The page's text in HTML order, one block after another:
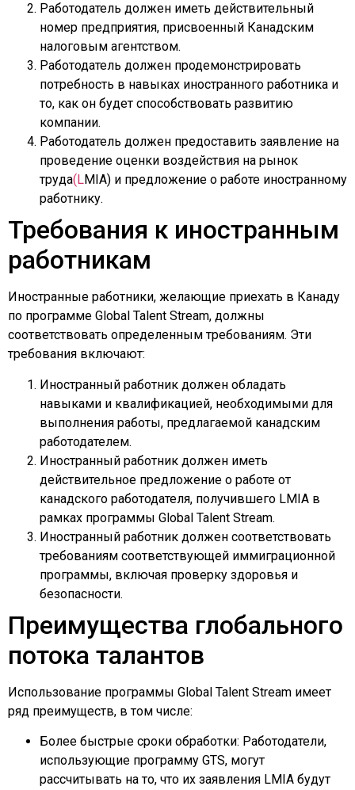
Работодатель должен иметь действительный
номер предприятия, присвоенный Канадским
налоговым агентством.
Работодатель должен продемонстрировать
потребность в навыках иностранного работника и
то, как он будет способствовать развитию
компании.
Работодатель должен предоставить заявление на
проведение оценки воздействия на рынок
труда(LMIA) и предложение о работе иностранному
работнику.
Требования к иностранным
работникам
Иностранные работники, желающие приехать в Канаду
по программе Global Talent Stream, должны
соответствовать определенным требованиям. Эти
требования включают:
Иностранный работник должен обладать
навыками и квалификацией, необходимыми для
выполнения работы, предлагаемой канадским
работодателем.
Иностранный работник должен иметь
действительное предложение о работе от
канадского работодателя, получившего LMIA в
рамках программы Global Talent Stream.
Иностранный работник должен соответствовать
требованиям соответствующей иммиграционной
программы, включая проверку здоровья и
безопасности.
Преимущества глобального
потока талантов
Использование программы Global Talent Stream имеет
ряд преимуществ, в том числе:
Более быстрые сроки обработки: Работодатели,
использующие программу GTS, могут
рассчитывать на то, что их заявления LMIA будут